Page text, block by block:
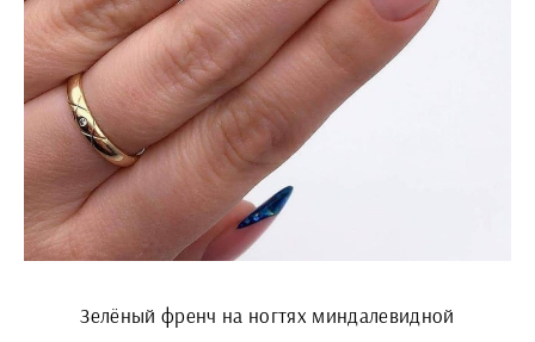
Зелёный френч на ногтях миндалевидной